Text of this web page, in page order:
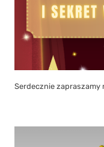
Serdecznie zapraszamy